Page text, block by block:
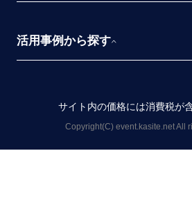
活用事例から探す
サイト内の価格には消費税が
Copyright(C) event.kasite.net All